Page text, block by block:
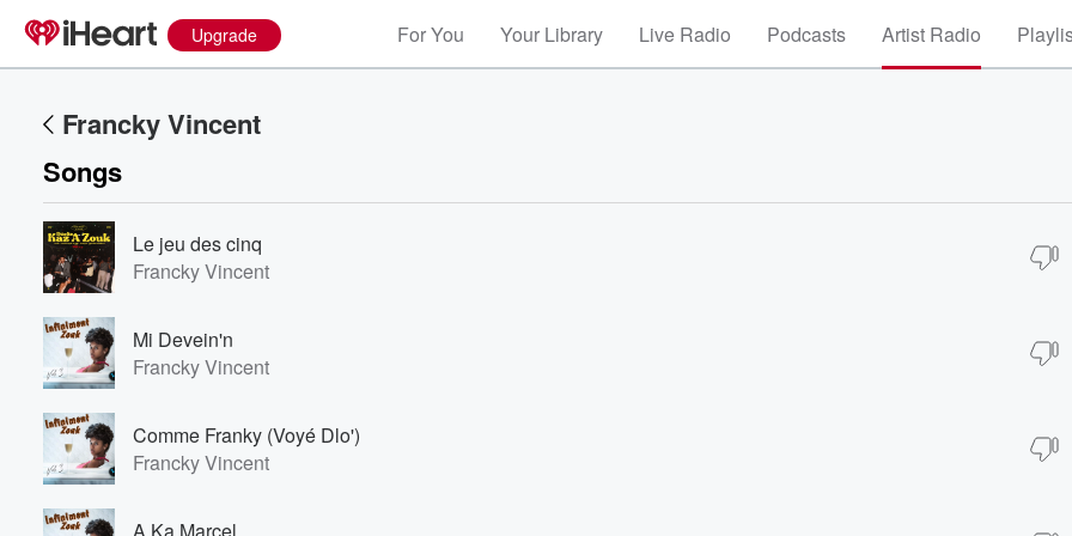
Upgrade For You Your Library Live Radio Podcasts Artist Radio
Francky Vincent
Songs
Le jeu des cinq
Francky Vincent
Mi Devein'n
Francky Vincent
Comme Franky (Voyé Dlo')
Francky Vincent